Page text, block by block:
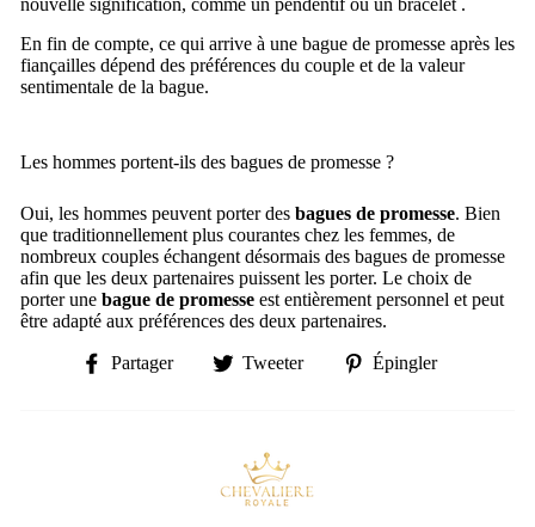
nouvelle signification, comme un pendentif ou un bracelet .
En fin de compte, ce qui arrive à une bague de promesse après les
fiançailles dépend des préférences du couple et de la valeur
sentimentale de la bague.
Les hommes portent-ils des bagues de promesse ?
Oui, les hommes peuvent porter des bagues de promesse. Bien
que traditionnellement plus courantes chez les femmes, de
nombreux couples échangent désormais des bagues de promesse
afin que les deux partenaires puissent les porter. Le choix de
porter une bague de promesse est entièrement personnel et peut
être adapté aux préférences des deux partenaires.
Partager
PartagerTweeter
TweeterÉpingler